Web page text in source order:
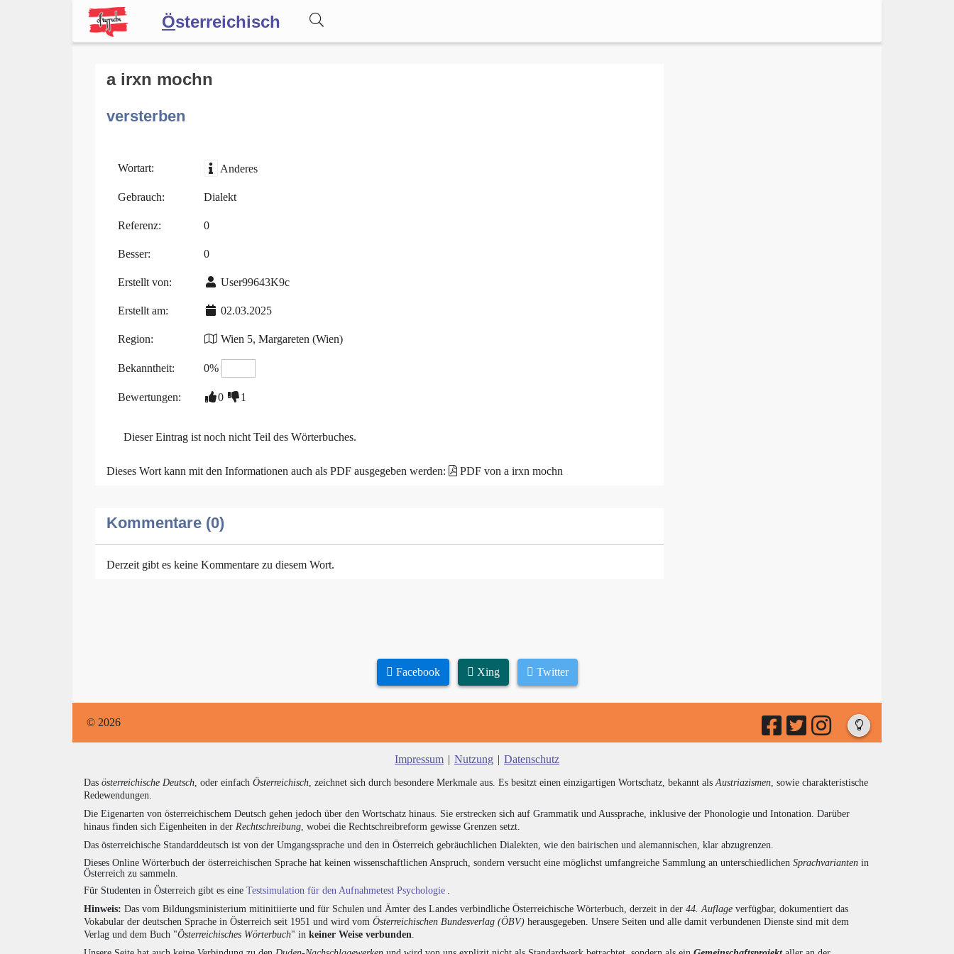
Österreichisch
Forum
Blog
a irxn mochn
versterben
Wortart: Anderes
Gebrauch: Dialekt
Referenz: 0
Besser: 0
Erstellt von: User99643K9c
Erstellt am: 02.03.2025
Region: Wien 5, Margareten (Wien)
Bekanntheit: 0%
Bewertungen: 0 1
Dieser Eintrag ist noch nicht Teil des Wörterbuches.
Dieses Wort kann mit den Informationen auch als PDF ausgegeben werden: PDF von a irxn mochn
Kommentare (0)
Derzeit gibt es keine Kommentare zu diesem Wort.
Facebook Xing Twitter
© 2026
Impressum | Nutzung | Datenschutz
Das österreichische Deutsch , oder einfach Österreichisch , zeichnet sich durch besondere Merkmale aus. Es besitzt einen einzigartigen Wortschatz, bekannt als Austriazismen , sowie charakteristische
Redewendungen.
Die Eigenarten von österreichischem Deutsch gehen jedoch über den Wortschatz hinaus. Sie erstrecken sich auf Grammatik und Aussprache, inklusive der Phonologie und Intonation. Darüber
hinaus finden sich Eigenheiten in der Rechtschreibung , wobei die Rechtschreibreform gewisse Grenzen setzt.
Das österreichische Standarddeutsch ist von der Umgangssprache und den in Österreich gebräuchlichen Dialekten, wie den bairischen und alemannischen, klar abzugrenzen.
Dieses Online Wörterbuch der österreichischen Sprache hat keinen wissenschaftlichen Anspruch, sondern versucht eine möglichst umfangreiche Sammlung an unterschiedlichen Sprachvarianten in
Österreich zu sammeln.
Für Studenten in Österreich gibt es eine Testsimulation für den Aufnahmetest Psychologie
Hinweis: Das vom Bildungsministerium mitinitiierte und für Schulen und Ämter des Landes verbindliche Österreichische Wörterbuch, derzeit in der 44. Auflage verfügbar, dokumentiert das
Vokabular der deutschen Sprache in Österreich seit 1951 und wird vom Österreichischen Bundesverlag (ÖBV) herausgegeben. Unsere Seiten und alle damit verbundenen Dienste sind mit dem
Verlag und dem Buch "Österreichisches Wörterbuch" in keiner Weise verbunden